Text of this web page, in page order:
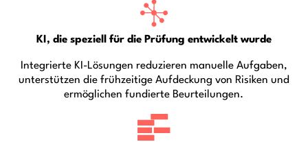
KI, die speziell für die Prüfung entwickelt wurde
Integrierte KI-Lösungen reduzieren manuelle Aufgaben,
unterstützen die frühzeitige Aufdeckung von Risiken und
ermöglichen fundierte Beurteilungen.